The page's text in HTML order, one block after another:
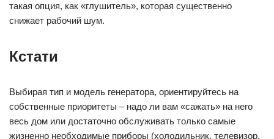
такая опция, как «глушитель», которая существенно
снижает рабочий шум.
Кстати
Выбирая тип и модель генератора, ориентируйтесь на
собственные приоритеты – надо ли вам «сажать» на него
весь дом или достаточно обслуживать только самые
жизненно необходимые приборы (холодильник, телевизор,